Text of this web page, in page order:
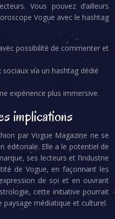
Vous pouvez d’ailleurs
Vogue avec le hashtag
possibilité de commenter et
via un hashtag dédié
expérience plus immersive.
implications
par Vogue Magazine ne se
éditoriale. Elle a le potentiel de
ses lecteurs et l’industrie
de Vogue, en façonnant les
de soi et en ouvrant
cette initiative pourrait
médiatique et culturel.